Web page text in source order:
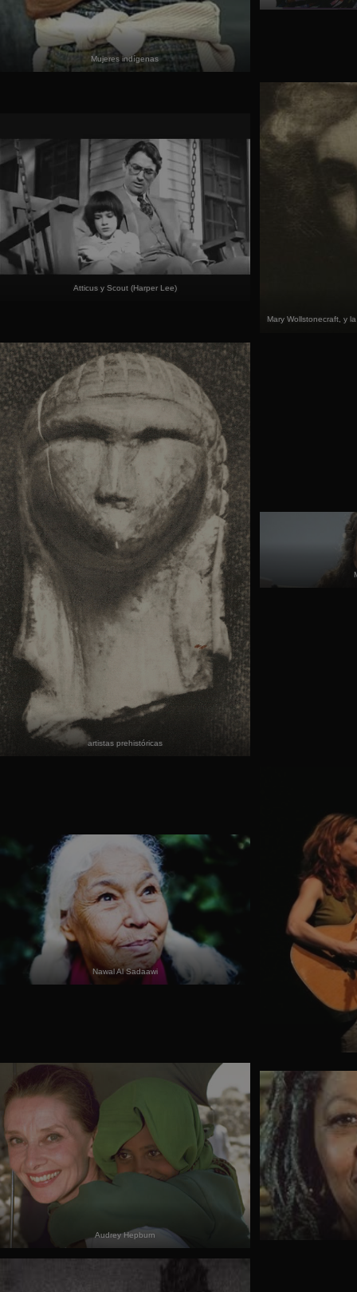
Mujeres indígenas
Atticus y Scout (Harper Lee)
Mary Wollstonecraft, y
artistas prehistóricas
Nawal Al Sadaawi
Audrey Hepburn